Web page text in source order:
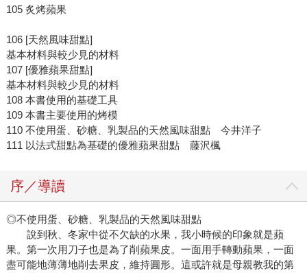
105 炙烤蘋果
106 [天然風味甜點]
基本材料與較少見的材料
107 [優雅蘋果甜點]
基本材料與較少見的材料
108 本書使用的基礎工具
109 本書主要使用的烤模
110 不使用蛋、砂糖、乳製品的天然風味甜點 今井洋子
111 以法式甜點為基礎的優雅蘋果甜點 藤沢楓
序／導讀
◎不使用蛋、砂糖、乳製品的天然風味甜點
說到秋、冬家中從不欠缺的水果，我小時候的印象就是蘋
果。第一次用刀子也是為了削蘋果皮。一面用手轉動蘋果，一面
盡可能地薄薄地削去果皮，維持圓形。這或許就是母親教我的第